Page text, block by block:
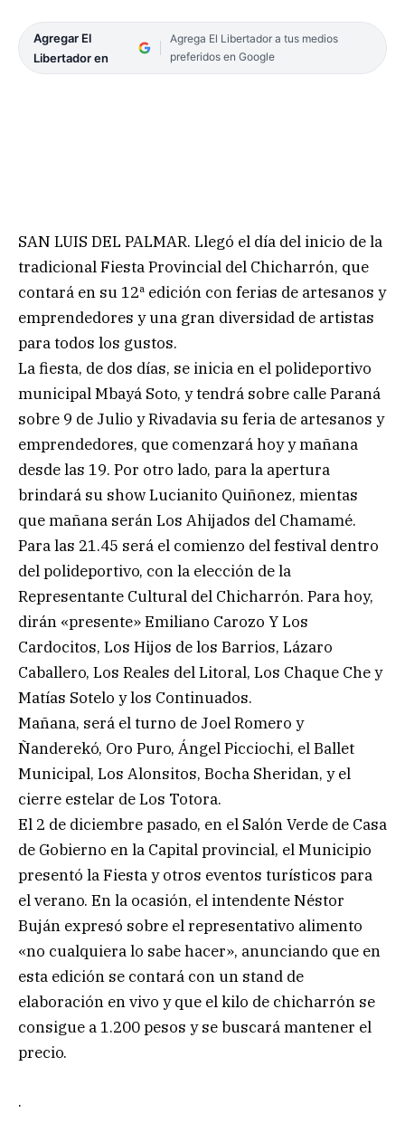
Agregar El
Libertador en
Agrega El Libertador a tus medios
preferidos en Google
SAN LUIS DEL PALMAR. Llegó el día del inicio de la
tradicional Fiesta Provincial del Chicharrón, que
contará en su 12ª edición con ferias de artesanos y
emprendedores y una gran diversidad de artistas
para todos los gustos.
La fiesta, de dos días, se inicia en el polideportivo
municipal Mbayá Soto, y tendrá sobre calle Paraná
sobre 9 de Julio y Rivadavia su feria de artesanos y
emprendedores, que comenzará hoy y mañana
desde las 19. Por otro lado, para la apertura
brindará su show Lucianito Quiñonez, mientas
que mañana serán Los Ahijados del Chamamé.
Para las 21.45 será el comienzo del festival dentro
del polideportivo, con la elección de la
Representante Cultural del Chicharrón. Para hoy,
dirán «presente» Emiliano Carozo Y Los
Cardocitos, Los Hijos de los Barrios, Lázaro
Caballero, Los Reales del Litoral, Los Chaque Che y
Matías Sotelo y los Continuados.
Mañana, será el turno de Joel Romero y
Ñanderekó, Oro Puro, Ángel Picciochi, el Ballet
Municipal, Los Alonsitos, Bocha Sheridan, y el
cierre estelar de Los Totora.
El 2 de diciembre pasado, en el Salón Verde de Casa
de Gobierno en la Capital provincial, el Municipio
presentó la Fiesta y otros eventos turísticos para
el verano. En la ocasión, el intendente Néstor
Buján expresó sobre el representativo alimento
«no cualquiera lo sabe hacer», anunciando que en
esta edición se contará con un stand de
elaboración en vivo y que el kilo de chicharrón se
consigue a 1.200 pesos y se buscará mantener el
precio.
.